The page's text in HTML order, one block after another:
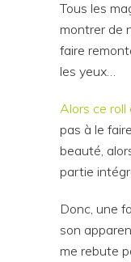
Tous les
montrer de
faire
les yeux…
Alors ce roll
pas à le
beauté,
partie
Donc, une
son
me rebute